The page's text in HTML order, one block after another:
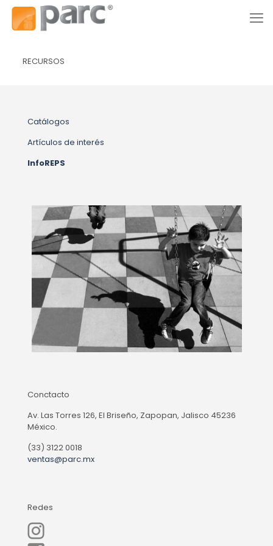
RECURSOS
Catálogos
Artículos de interés
InfoREPS
Conctacto
Av. Las Torres 126, El Briseño, Zapopan, Jalisco 45236
México.
(33) 3122 0018
ventas@parc.mx
Redes